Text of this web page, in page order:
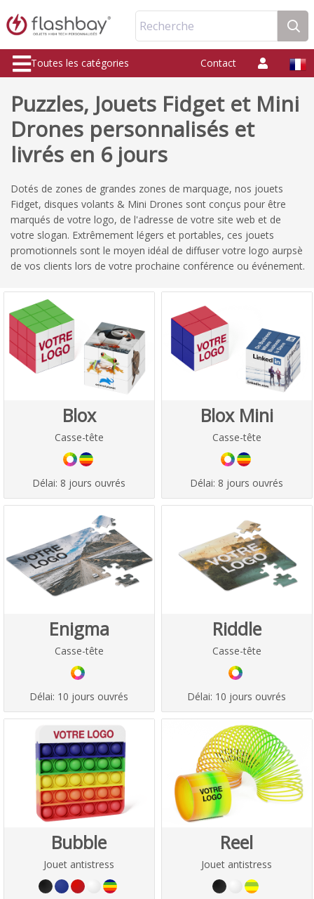
Recherche
Toutes les catégories Contact
Puzzles, Jouets Fidget et Mini
Drones personnalisés et
livrés en 6 jours
Dotés de zones de grandes zones de marquage, nos jouets
Fidget, disques volants & Mini Drones sont conçus pour être
marqués de votre logo, de l'adresse de votre site web et de
votre slogan. Extrêmement légers et portables, ces jouets
promotionnels sont le moyen idéal de diffuser votre logo aurpsè
de vos clients lors de votre prochaine conférence ou événement.
Blox
Casse-tête
Délai: 8 jours ouvrés
Blox Mini
Casse-tête
Délai: 8 jours ouvrés
Enigma
Casse-tête
Délai: 10 jours ouvrés
Riddle
Casse-tête
Délai: 10 jours ouvrés
Bubble
Jouet antistress
Reel
Jouet antistress